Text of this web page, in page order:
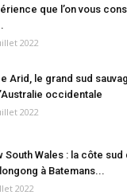
que l’on vous
2022
Arid, le grand sud
occidentale
2022
South Wales : la côte sud
à Batemans...
2022